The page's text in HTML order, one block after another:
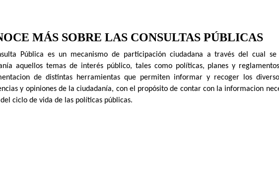
MÁS SOBRE LAS CONSULTAS PÚBLICAS
Pública es un mecanismo de participación ciudadana a través del cual
aquellos temas de interés público, tales como políticas, planes y
de distintas herramientas que permiten informar y recoger los
y opiniones de la ciudadanía, con el propósito de contar con la informacion
ciclo de vida de las políticas públicas.